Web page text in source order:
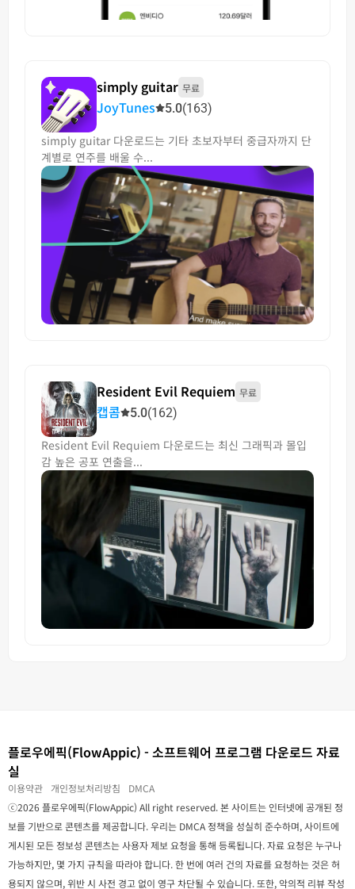
simply guitar 무료
JoyTunes 5.0(163)
simply guitar 다운로드는 기타 초보자부터 중급자까지 단
계별로 연주를 배울 수...
Resident Evil Requiem 무료
캡콤 5.0(162)
Resident Evil Requiem 다운로드는 최신 그래픽과 몰입
감 높은 공포 연출을...
플로우에픽(FlowAppic) - 소프트웨어 프로그램 다운로드 자료
실
이용약관 개인정보처리방침
DMCA
ⓒ2026 플로우에픽(FlowAppic) All right reserved. 본 사이트는 인터넷에 공개된 정
보를 기반으로 콘텐츠를 제공합니다. 우리는 DMCA 정책을 성실히 준수하며, 사이트에
게시된 모든 정보성 콘텐츠는 사용자 제보 요청을 통해 등록됩니다. 자료 요청은 누구나
가능하지만, 몇 가지 규칙을 따라야 합니다. 한 번에 여러 건의 자료를 요청하는 것은 허
용되지 않으며, 위반 시 사전 경고 없이 영구 차단될 수 있습니다. 또한, 악의적 리뷰 작성